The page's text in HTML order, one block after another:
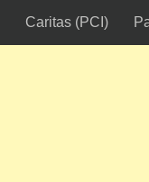
Caritas (PCI)